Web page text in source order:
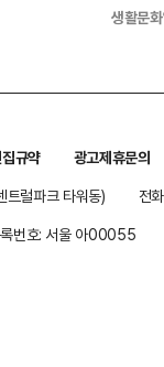
생활문
규약
광고제휴문의
럴파크 타워동)
전
번호: 서울 아00055